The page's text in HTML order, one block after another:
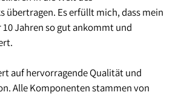
übertragen. Es erfüllt mich, dass mein
Jahren so gut ankommt und
auf hervorragende Qualität und
Alle Komponenten stammen von